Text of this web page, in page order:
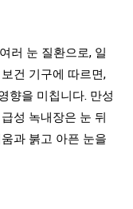
러 눈 질환으로, 일
건 기구에 따르면,
향을 미칩니다. 만성
성 녹내장은 눈 뒤
과 붉고 아픈 눈을